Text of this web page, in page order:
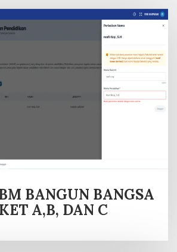
BANGUN BANGSA
A,B, DAN C